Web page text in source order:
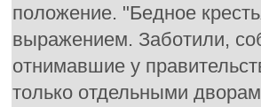
положение. "Бедное
выражением. Заботили,
отнимавшие у
только отдельными